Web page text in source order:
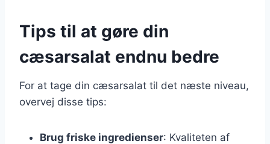
Tips til at gøre din
cæsarsalat endnu bedre
For at tage din cæsarsalat til det næste niveau,
overvej disse tips:
Brug friske ingredienser: Kvaliteten af